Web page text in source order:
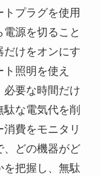
プラグを使用
源を切ること
だけをオンにす
照明を使え
必要な時間だけ
な電気代を削
費をモニタリ
、どの機器がど
を把握し、無駄